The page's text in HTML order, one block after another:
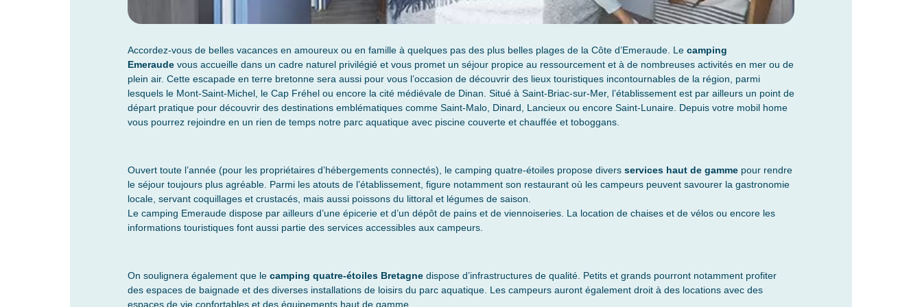
Accordez-vous de belles vacances en amoureux ou en famille à quelques pas des plus belles plages de la Côte d’Emeraude. Le camping
Emeraude vous accueille dans un cadre naturel privilégié et vous promet un séjour propice au ressourcement et à de nombreuses activités en mer ou de
plein air. Cette escapade en terre bretonne sera aussi pour vous l’occasion de découvrir des lieux touristiques incontournables de la région, parmi
lesquels le Mont-Saint-Michel, le Cap Fréhel ou encore la cité médiévale de Dinan. Situé à Saint-Briac-sur-Mer, l’établissement est par ailleurs un point de
départ pratique pour découvrir des destinations emblématiques comme Saint-Malo, Dinard, Lancieux ou encore Saint-Lunaire. Depuis votre mobil home
vous pourrez rejoindre en un rien de temps notre parc aquatique avec piscine couverte et chauffée et toboggans.
Ouvert toute l’année (pour les propriétaires d’hébergements connectés), le camping quatre-étoiles propose divers services haut de gamme pour rendre
le séjour toujours plus agréable. Parmi les atouts de l’établissement, figure notamment son restaurant où les campeurs peuvent savourer la gastronomie
locale, servant coquillages et crustacés, mais aussi poissons du littoral et légumes de saison.
Le camping Emeraude dispose par ailleurs d’une épicerie et d’un dépôt de pains et de viennoiseries. La location de chaises et de vélos ou encore les
informations touristiques font aussi partie des services accessibles aux campeurs.
On soulignera également que le camping quatre-étoiles Bretagne dispose d’infrastructures de qualité. Petits et grands pourront notamment profiter
des espaces de baignade et des diverses installations de loisirs du parc aquatique. Les campeurs auront également droit à des locations avec des
espaces de vie confortables et des équipements haut de gamme.